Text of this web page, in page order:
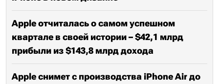
Apple отчиталась о самом успешном
квартале в своей истории – $42,1 млрд
прибыли из $143,8 млрд дохода
Apple снимет с производства iPhone Air до